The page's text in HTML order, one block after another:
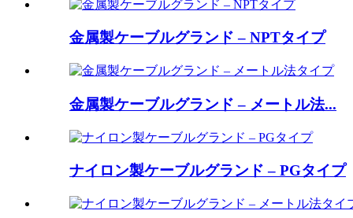
金属製ケーブルグランド – NPTタイプ
金属製ケーブルグランド – メートル法...
ナイロン製ケーブルグランド – PGタイプ